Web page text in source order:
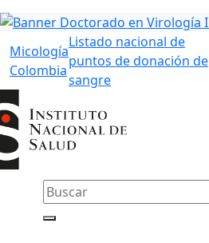
Micología
Colombia
Listado nacional de
puntos de donación de
sangre